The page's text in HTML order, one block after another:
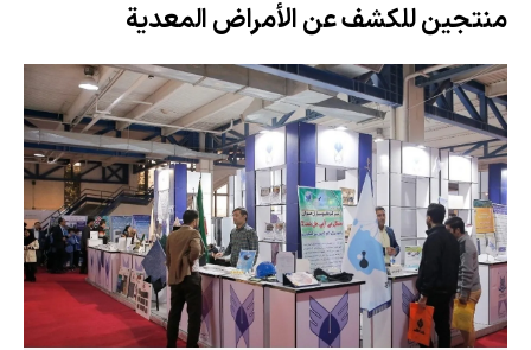
منتجين للكشف عن الأمراض المعدية